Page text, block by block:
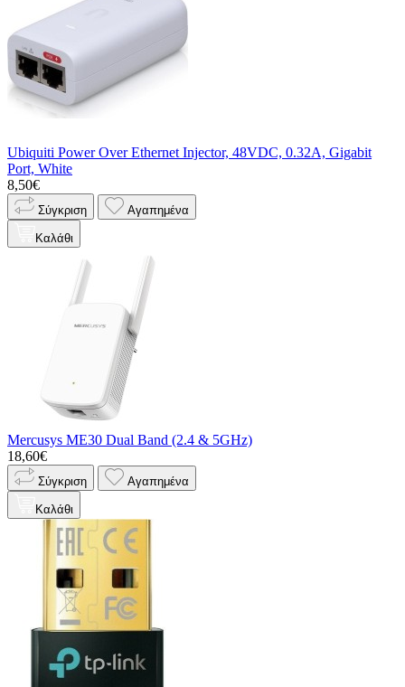
Ubiquiti Power Over Ethernet Injector, 48VDC, 0.32A, Gigabit
Port, White
8,50€
Σύγκριση Αγαπημένα
Καλάθι
Mercusys ME30 Dual Band (2.4 & 5GHz)
18,60€
Σύγκριση Αγαπημένα
Καλάθι